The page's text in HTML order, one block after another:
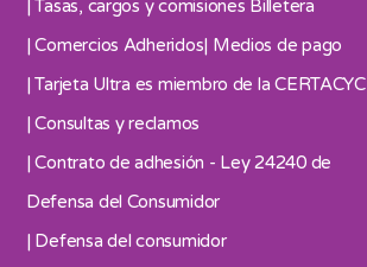
| Tasas, cargos y comisiones Billetera
| Comercios Adheridos| Medios de pago
| Tarjeta Ultra es miembro de la CERTACYC
| Consultas y reclamos
| Contrato de adhesión - Ley 24240 de
Defensa del Consumidor
| Defensa del consumidor